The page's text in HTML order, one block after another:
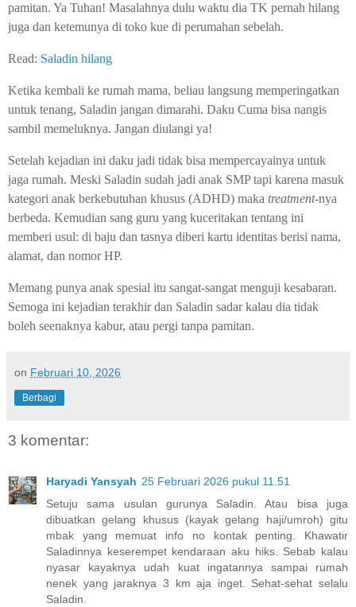
pamitan. Ya Tuhan! Masalahnya dulu waktu dia TK pernah hilang
juga dan ketemunya di toko kue di perumahan sebelah.
Read: Saladin hilang
Ketika kembali ke rumah mama, beliau langsung memperingatkan
untuk tenang, Saladin jangan dimarahi. Daku Cuma bisa nangis
sambil memeluknya. Jangan diulangi ya!
Setelah kejadian ini daku jadi tidak bisa mempercayainya untuk
jaga rumah. Meski Saladin sudah jadi anak SMP tapi karena masuk
kategori anak berkebutuhan khusus (ADHD) maka treatment-nya
berbeda. Kemudian sang guru yang kuceritakan tentang ini
memberi usul: di baju dan tasnya diberi kartu identitas berisi nama,
alamat, dan nomor HP.
Memang punya anak spesial itu sangat-sangat menguji kesabaran.
Semoga ini kejadian terakhir dan Saladin sadar kalau dia tidak
boleh seenaknya kabur, atau pergi tanpa pamitan.
on Februari 10, 2026
Berbagi
3 komentar:
Haryadi Yansyah 25 Februari 2026 pukul 11.51
Setuju sama usulan gurunya Saladin. Atau bisa juga
dibuatkan gelang khusus (kayak gelang haji/umroh) gitu
mbak yang memuat info no kontak penting. Khawatir
Saladinnya keserempet kendaraan aku hiks. Sebab kalau
nyasar kayaknya udah kuat ingatannya sampai rumah
nenek yang jaraknya 3 km aja inget. Sehat-sehat selalu
Saladin.